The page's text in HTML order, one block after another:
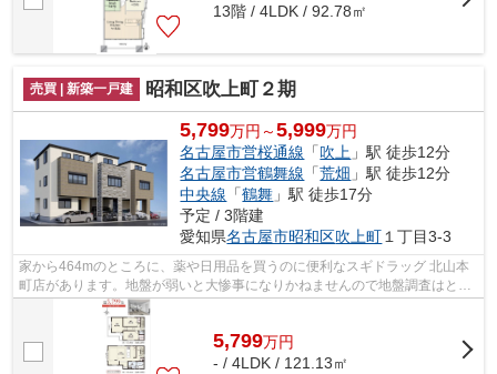
13階 / 4LDK / 92.78㎡
売買 | 新築一戸建 昭和区吹上町２期
5,799万円～5,999万円
名古屋市営桜通線 「吹上 」駅 徒歩12分
名古屋市営鶴舞線 「荒畑 」駅 徒歩12分
中央線 「鶴舞 」駅 徒歩17分
予定 / 3階建
愛知県名古屋市昭和区吹上町１丁目3-3
家から464mのところに、薬や日用品を買うのに便利なスギドラッグ 北山本
町店があります。地盤が弱いと大惨事になりかねませんので地盤調査はとて
も大切です。こちらは清潔感のある新築...
5,799万円
- / 4LDK / 121.13㎡